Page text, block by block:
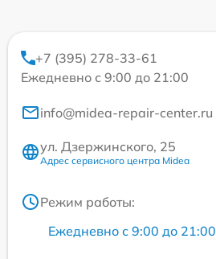
+7 (395) 278-33-61
Ежедневно с 9:00 до 21:00
info@midea-repair-center.ru
ул. Дзержинского, 25
Адрес сервисного центра Midea
Режим работы:
Ежедневно с 9:00 до 21:00